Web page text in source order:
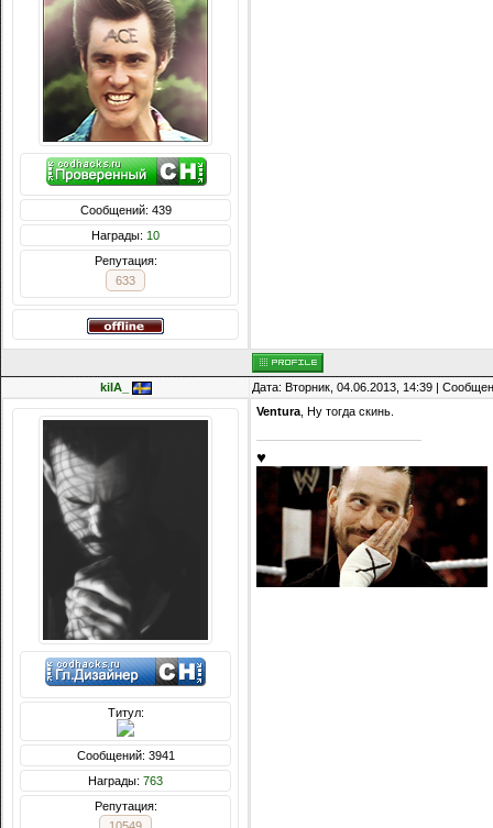
Сообщений: 439
Награды: 10
Репутация:
633
kiIA_ Дата: Вторник, 04.06.2013, 14:39 |
Титул:
Сообщений: 3941
Награды: 763
Репутация:
Ventura , Ну тогда скинь.
♥